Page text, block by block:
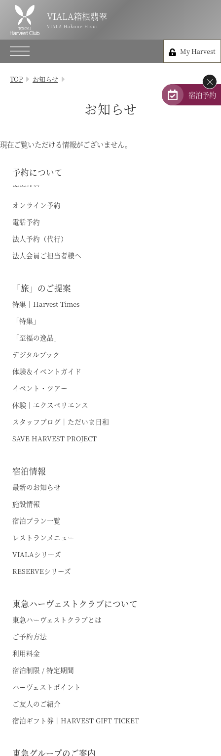
VIALA箱根翡翠
VIALA Hakone Hisui
My Harvest
VIALA箱根翡翠
VIALA Hakone Hisui
0460-84-5489
神奈川県足柄下郡箱根町仙石原837
My Harvest
宿泊プラン
体験 & イベントガイド
客室 / 料金
温泉
お知らせ
TOP お知らせ
お知らせ
現在ご覧いただける情報がございません。
×
宿泊予約
オンライン予約はこちら
予約について
空室状況
オンライン予約
電話予約
法人予約（代行）
法人会員ご担当者様へ
「旅」のご提案
特集｜Harvest Times
「特集」
「至福の逸品」
デジタルブック
体験＆イベントガイド
イベント・ツアー
体験｜エクスペリエンス
スタッフブログ｜ただいま日和
SAVE HARVEST PROJECT
宿泊情報
最新のお知らせ
施設情報
宿泊プラン一覧
レストランメニュー
VIALAシリーズ
RESERVEシリーズ
東急ハーヴェストクラブについて
東急ハーヴェストクラブとは
ご予約方法
利用料金
宿泊制限 / 特定期間
ハーヴェストポイント
ご友人のご紹介
宿泊ギフト券｜HARVEST GIFT TICKET
東急グループのご案内